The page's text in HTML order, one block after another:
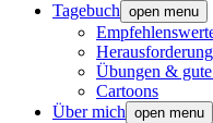
Tagebuch open menu
Übungen &
Cartoons
Über mich open menu